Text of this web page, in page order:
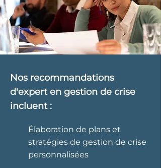
Nos recommandations
d'expert en gestion de crise
incluent :
Élaboration de plans et
stratégies de gestion de crise
personnalisées